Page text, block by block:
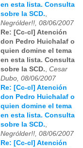
en esta lista. Consulta
sobre la SCD.,
Negrólder!!, 08/06/2007
Re: [Cc-cl] Atención
don Pedro Huichalaf o
quien domine el tema
en esta lista. Consulta
sobre la SCD., Cesar
Dubo, 08/06/2007
Re: [Cc-cl] Atención
don Pedro Huichalaf o
quien domine el tema
en esta lista. Consulta
sobre la SCD.,
Negrólder!!, 08/06/2007
Re: [Cc-cl] Atención